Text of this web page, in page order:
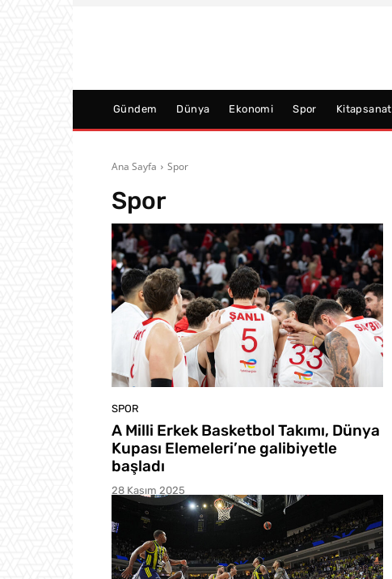
Gündem Dünya Ekonomi Spor Kitapsanat
Ana Sayfa Spor
Spor
SPOR
A Milli Erkek Basketbol Takımı, Dünya
Kupası Elemeleri’ne galibiyetle
başladı
28 Kasım 2025